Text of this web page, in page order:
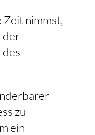
Zeit nimmst,
der
des
zu
ein